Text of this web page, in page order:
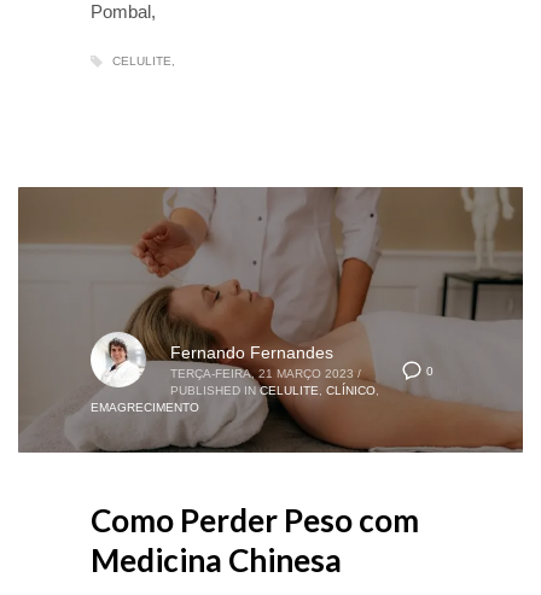
Pombal,
CELULITE
0
Fernando Fernandes
TERÇA-FEIRA, 21 MARÇO 2023 /
PUBLISHED IN CELULITE CLÍNICO
EMAGRECIMENTO
Como Perder Peso com
Medicina Chinesa